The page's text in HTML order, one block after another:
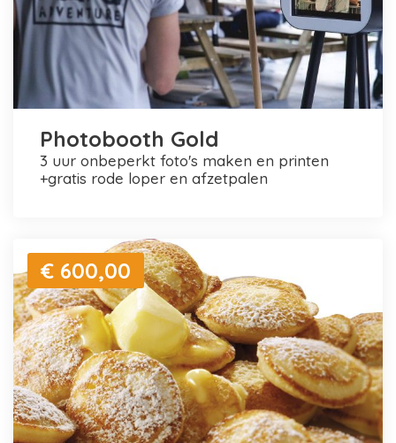
Photobooth Gold
3 uur onbeperkt foto's maken en printen
+gratis rode loper en afzetpalen
€ 600,00